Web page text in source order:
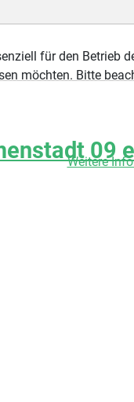
09
für den Betrieb
möchten. Bitte
Weitere